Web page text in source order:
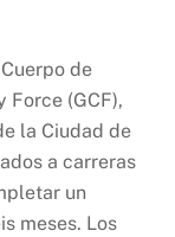
de
Force (GCF),
la Ciudad de
a carreras
un
meses. Los